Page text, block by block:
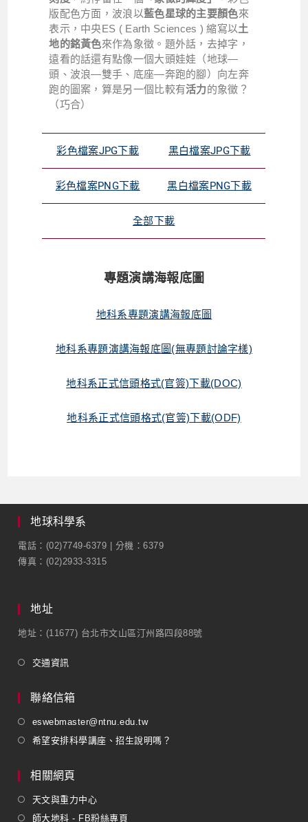
版配色方面，波浪以藍色星球的主要顏色來
表示，中央ES ( Earth Sciences ) 縮寫以土
地的銘黃色來作為象徵。題外話，去掉字，
遠看的話還有點像一個大頭娃娃（地球—
頭、波浪—雙手、底座—奔跑的腳）向左奔
跑的圖案，算是另一個比較有活力的象徵？
（巧合）
彩色檔案JPG下載 黑白檔案JPG下載
彩色檔案PNG下載 黑白檔案PNG下載
全部下載
專題演講海報底圖
地科系專題演講海報底圖
地科系專題演講海報底圖(無專題討論字樣)
地科系正式信頭格式(官簽)下載(DOC)
地科系正式信頭格式(官簽)下載(ODF)
地球科學系
電話：(02)7749-6379 | 分機：6379
傳真：(02)2933-3315
地址
地址：(11677) 台北市文山區汀州路四段88號
交通資訊
聯絡信箱
eswebmaster@ntnu.edu.tw
希望安排科學講座、招生說明嗎？
相關網頁
天文與重力中心
師大地科 - FB粉絲專頁